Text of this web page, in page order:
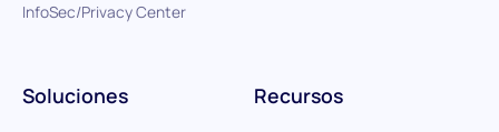
Soluciones Recursos
InfoSec/Privacy Center